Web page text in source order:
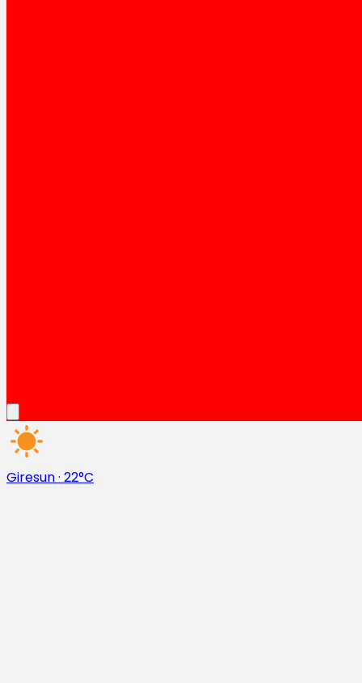
Giresun· 22°C